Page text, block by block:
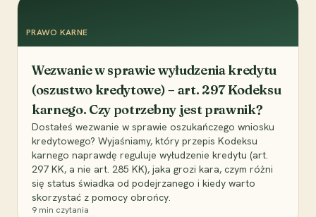
PRAWO KARNE
Wezwanie w sprawie wyłudzenia kredytu
(oszustwo kredytowe) – art. 297 Kodeksu
karnego. Czy potrzebny jest prawnik?
Dostałeś wezwanie w sprawie oszukańczego wniosku
kredytowego? Wyjaśniamy, który przepis Kodeksu
karnego naprawdę reguluje wyłudzenie kredytu (art.
297 KK, a nie art. 285 KK), jaka grozi kara, czym różni
się status świadka od podejrzanego i kiedy warto
skorzystać z pomocy obrońcy.
9 min czytania